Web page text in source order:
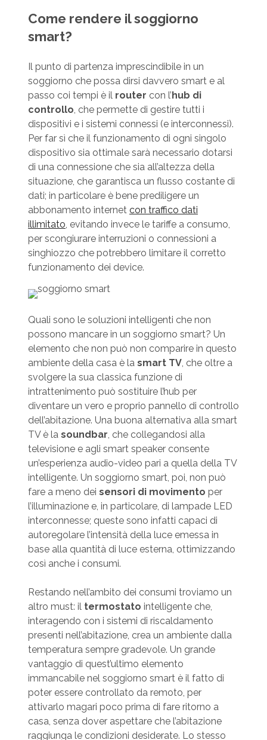
Come rendere il soggiorno
smart?
Il punto di partenza imprescindibile in un
soggiorno che possa dirsi davvero smart e al
passo coi tempi è il router con l’hub di
controllo, che permette di gestire tutti i
dispositivi e i sistemi connessi (e interconnessi).
Per far sì che il funzionamento di ogni singolo
dispositivo sia ottimale sarà necessario dotarsi
di una connessione che sia all’altezza della
situazione, che garantisca un flusso costante di
dati; in particolare è bene prediligere un
abbonamento internet con traffico dati
illimitato, evitando invece le tariffe a consumo,
per scongiurare interruzioni o connessioni a
singhiozzo che potrebbero limitare il corretto
funzionamento dei device.
Quali sono le soluzioni intelligenti che non
possono mancare in un soggiorno smart? Un
elemento che non può non comparire in questo
ambiente della casa è la smart TV, che oltre a
svolgere la sua classica funzione di
intrattenimento può sostituire l’hub per
diventare un vero e proprio pannello di controllo
dell’abitazione. Una buona alternativa alla smart
TV è la soundbar, che collegandosi alla
televisione e agli smart speaker consente
un’esperienza audio-video pari a quella della TV
intelligente. Un soggiorno smart, poi, non può
fare a meno dei sensori di movimento per
l’illuminazione e, in particolare, di lampade LED
interconnesse; queste sono infatti capaci di
autoregolare l’intensità della luce emessa in
base alla quantità di luce esterna, ottimizzando
così anche i consumi.
Restando nell’ambito dei consumi troviamo un
altro must: il termostato intelligente che,
interagendo con i sistemi di riscaldamento
presenti nell’abitazione, crea un ambiente dalla
temperatura sempre gradevole. Un grande
vantaggio di quest’ultimo elemento
immancabile nel soggiorno smart è il fatto di
poter essere controllato da remoto, per
attivarlo magari poco prima di fare ritorno a
casa, senza dover aspettare che l’abitazione
raggiunga le condizioni desiderate. Lo stesso